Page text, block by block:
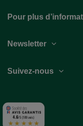
Pour plus
Suivez-nous
Newsletter
4.6/5 (189 avis)
★★★★★